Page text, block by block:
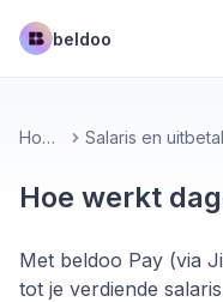
beldoo
Home
Hoe werkt
Met beldoo Pay (via
tot je verdiende